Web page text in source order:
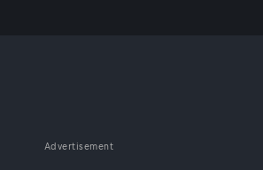
Advertisement